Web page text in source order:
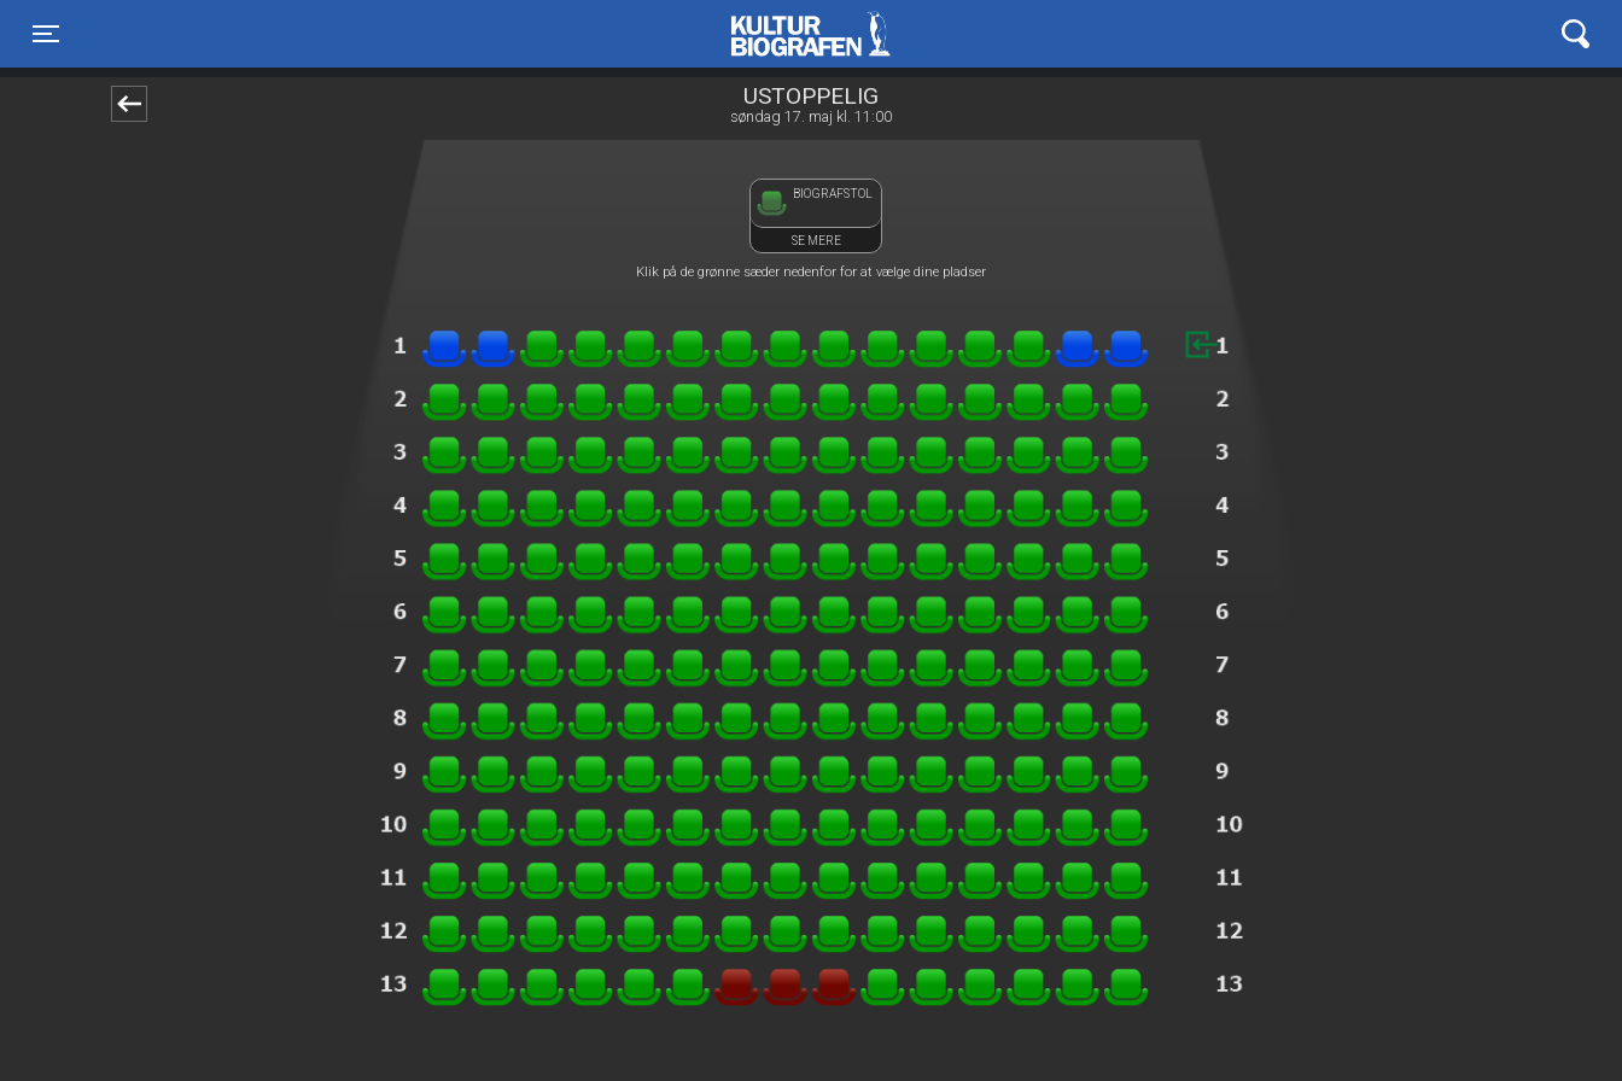
Kulturbiografen
USTOPPELIG
søndag 17. maj kl. 11:00
BIOGRAFSTOL
SE MERE
Klik på de grønne sæder nedenfor for at vælge dine pladser
front03-cc 083040